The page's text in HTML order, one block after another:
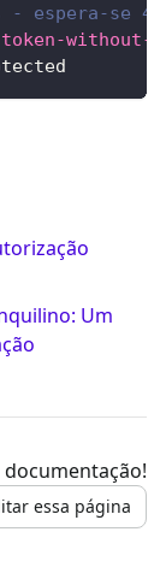
- espera-se
without-
Um
essa página